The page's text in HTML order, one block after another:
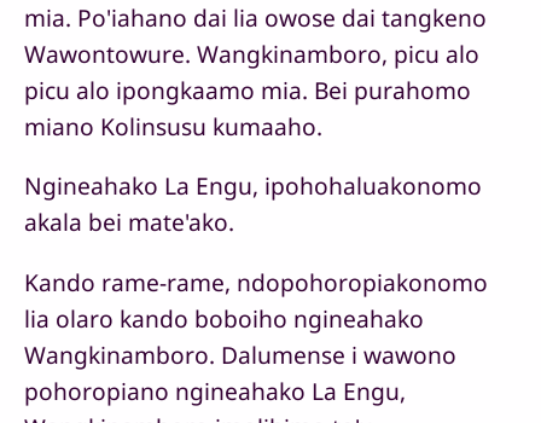
mia. Po'iahano dai lia owose dai tangkeno
Wawontowure. Wangkinamboro, picu alo
picu alo ipongkaamo mia. Bei purahomo
miano Kolinsusu kumaaho.
Ngineahako La Engu, ipohohaluakonomo
akala bei mate'ako.
Kando rame-rame, ndopohoropiakonomo
lia olaro kando boboiho ngineahako
Wangkinamboro. Dalumense i wawono
pohoropiano ngineahako La Engu,